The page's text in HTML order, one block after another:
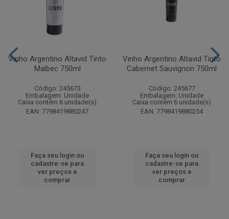
Vinho Argentino Altavid Tinto
Malbec 750ml
Código: 245673
Embalagem: Unidade
Caixa contém 6 unidade(s)
EAN: 7798419880247
Faça seu login ou
cadastre-se para
ver preços e
comprar
Vinho Argentino Altavid Tinto
Cabernet Sauvignon 750ml
Código: 245677
Embalagem: Unidade
Caixa contém 6 unidade(s)
EAN: 7798419880254
Faça seu login ou
cadastre-se para
ver preços e
comprar